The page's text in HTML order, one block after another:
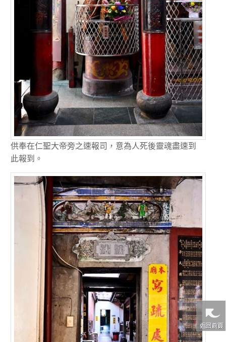
供奉在仁聖大帝旁之速報司，意為人死後靈魂盡速到
此報到。